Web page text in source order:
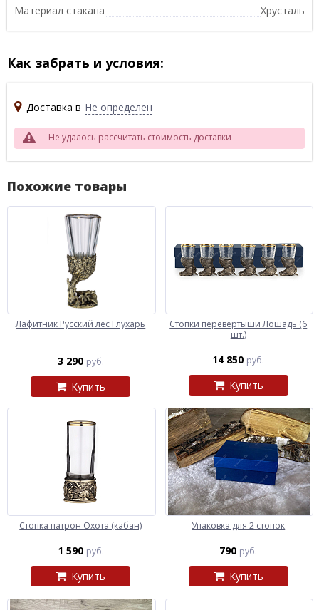
Материал стакана
Хрусталь
Как забрать и условия:
Доставка в Не определен
Не удалось рассчитать стоимость доставки
Похожие товары
Лафитник Русский лес Глухарь
3 290 руб.
Купить
Стопки перевертыши Лошадь (6
шт.)
14 850 руб.
Купить
Стопка патрон Охота (кабан)
1 590 руб.
Купить
Упаковка для 2 стопок
790 руб.
Купить